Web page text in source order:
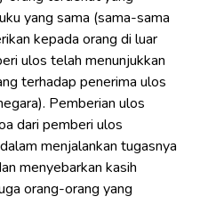
yang sama (sama-sama
kepada orang di luar
ulos telah menunjukkan
terhadap penerima ulos
Pemberian ulos
dari pemberi ulos
menjalankan tugasnya
menyebarkan kasih
orang-orang yang